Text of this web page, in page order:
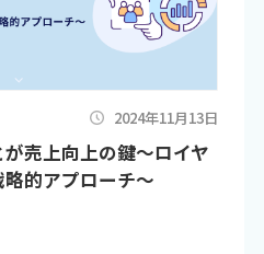
2024年11月13日
売上向上の鍵～ロイヤ
的アプローチ～